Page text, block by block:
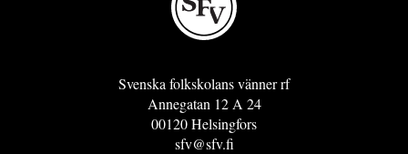
Svenska folkskolans vänner rf
Annegatan 12 A 24
00120 Helsingfors
sfv@sfv.fi